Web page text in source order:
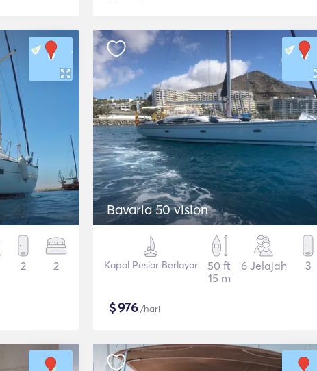
2 2
Bavaria 50 vision
Kapal Pesiar Berlayar
50 ft
15 m
6 Jelajah 3
$976/hari